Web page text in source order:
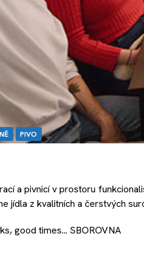
PIVO
a pivnicí v prostoru
jídla z kvalitních a čerstvých
good times... SBOROVNA